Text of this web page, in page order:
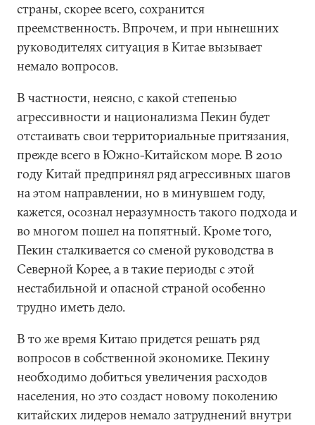
страны, скорее всего, сохранится
преемственность. Впрочем, и при нынешних
руководителях ситуация в Китае вызывает
немало вопросов.
В частности, неясно, с какой степенью
агрессивности и национализма Пекин будет
отстаивать свои территориальные притязания,
прежде всего в Южно-Китайском море. В 2010
году Китай предпринял ряд агрессивных шагов
на этом направлении, но в минувшем году,
кажется, осознал неразумность такого подхода и
во многом пошел на попятный. Кроме того,
Пекин сталкивается со сменой руководства в
Северной Корее, а в такие периоды с этой
нестабильной и опасной страной особенно
трудно иметь дело.
В то же время Китаю придется решать ряд
вопросов в собственной экономике. Пекину
необходимо добиться увеличения расходов
населения, но это создаст новому поколению
китайских лидеров немало затруднений внутри